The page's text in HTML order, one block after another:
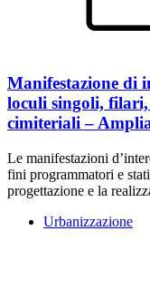
Manifestazione di
loculi singoli, filari,
cimiteriali –
Le manifestazioni
fini programmatori e
progettazione e la
Urbanizzazione